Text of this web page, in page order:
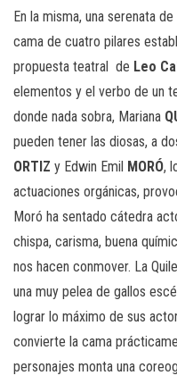
En la misma, una serenata
cama de cuatro pilares
propuesta teatral de Leo
elementos y el verbo de un
donde nada sobra, Mariana
pueden tener las diosas, a
ORTIZ y Edwin Emil MORÓ,
actuaciones orgánicas,
Moró ha sentado cátedra
chispa, carisma, buena
nos hacen conmover. La
una muy pelea de gallos
lograr lo máximo de sus
convierte la cama
personajes monta una